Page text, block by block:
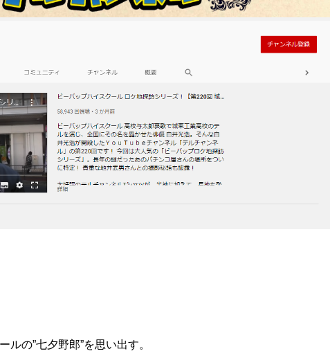
の”七夕野郎”を思い出す。